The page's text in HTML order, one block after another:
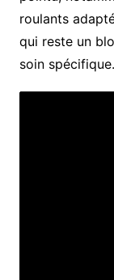
roulants
qui reste un
soin spécifique.